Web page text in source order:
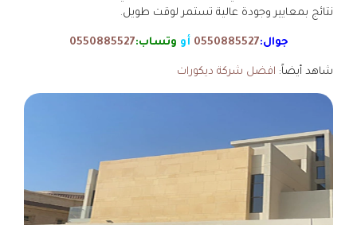
نتائج بمعايير وجودة عالية تستمر لوقت طويل.
جوال:0550885527 أو وتساب:0550885527
شاهد أيضاً: افضل شركة ديكورات